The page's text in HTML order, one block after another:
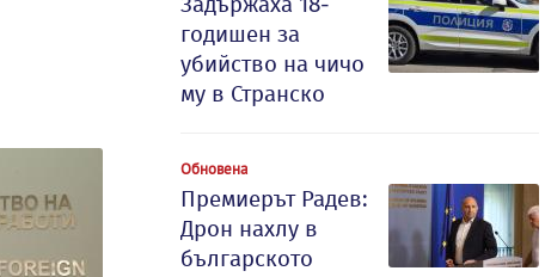
годишен за
убийство на чичо
му в Странско
Обновена
Премиерът Радев:
Дрон нахлу в
българското